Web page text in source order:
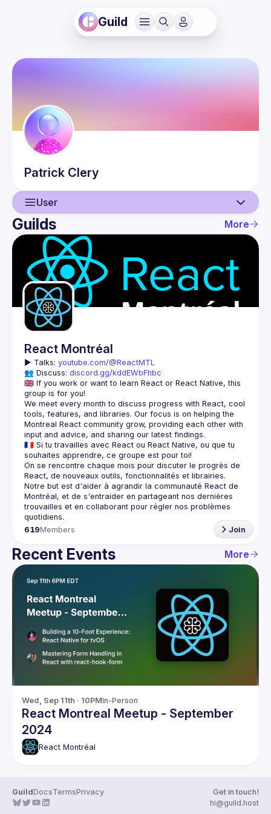
Guild
Patrick Clery
User
User
Events
Guilds
Guilds More
React Montréal
▶️ Talks: youtube.com/@ReactMTL
👥 Discuss: discord.gg/kddEWbFhbc
🇬🇧 If you work or want to learn React or React Native, this
We meet every month to discuss progress with React, cool
tools, features, and libraries. Our focus is on helping the
Montreal React community grow, providing each other with
🇫🇷 Si tu travailles avec React ou React Native, ou que tu
On se rencontre chaque mois pour discuter le progrès de
React, de nouveaux outils, fonctionnalités et librairies.
Notre but est d'aider à agrandir la communauté React de
Montréal, et de s'entraider en partageant nos dernières
trouvailles et en collaborant pour régler nos problèmes
619Members Join
Recent Events More
Wed, Sep 11th · 10PMIn-Person
React Montreal Meetup - September
2024
React Montréal
GuildDocsTermsPrivacy
Get in touch!
hi@guild.host